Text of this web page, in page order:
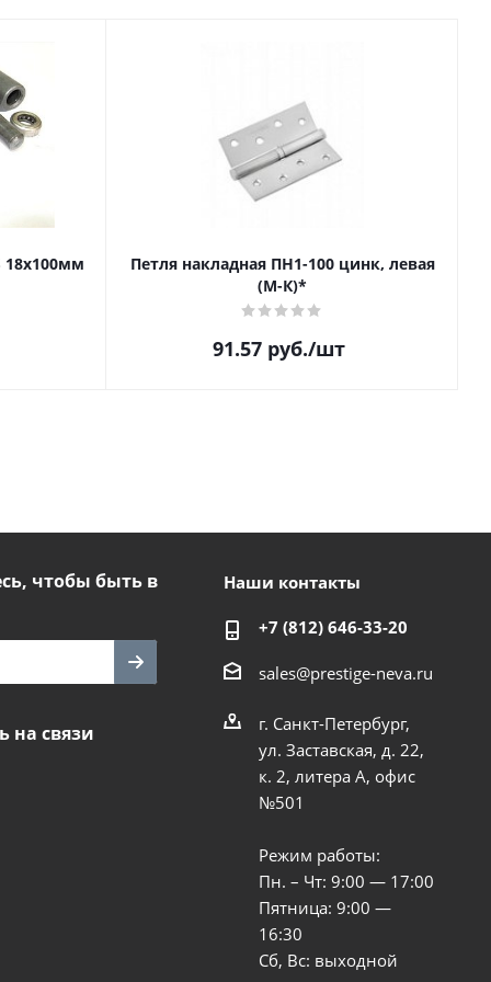
18х100мм
Петля накладная ПН1-100 цинк, левая
(М-К)*
91.57руб./шт
чтобы быть в
на связи
Наши контакты
+7 (812) 646-33-20
sales@prestige-neva.ru
г. Санкт-Петербург,
ул. Заставская, д. 22,
к. 2, литера А, офис
№501
Режим работы:
Пн. – Чт: 9:00 — 17:00
Пятница: 9:00 —
16:30
Сб, Вс: выходной